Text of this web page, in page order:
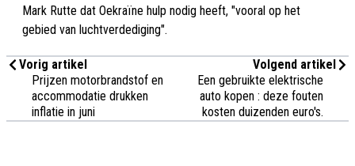
Mark Rutte dat Oekraïne hulp nodig heeft, "vooral op het
gebied van luchtverdediging".
Vorig artikel
Prijzen motorbrandstof en
accommodatie drukken
inflatie in juni
Volgend artikel
Een gebruikte elektrische
auto kopen : deze fouten
kosten duizenden euro's.